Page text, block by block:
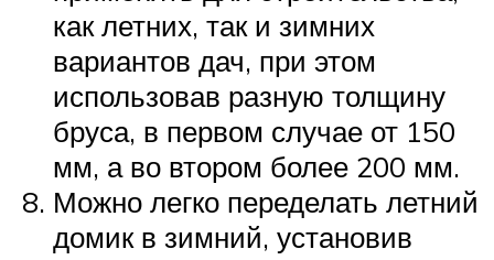
как летних, так и зимних
вариантов дач, при этом
использовав разную толщину
бруса, в первом случае от 150
мм, а во втором более 200 мм.
Можно легко переделать летний
домик в зимний, установив